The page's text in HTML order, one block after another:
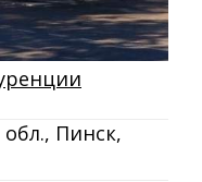
обл., Пинск,